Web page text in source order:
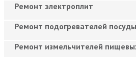
Ремонт электроплит
Ремонт подогревателей посуды
Ремонт измельчителей